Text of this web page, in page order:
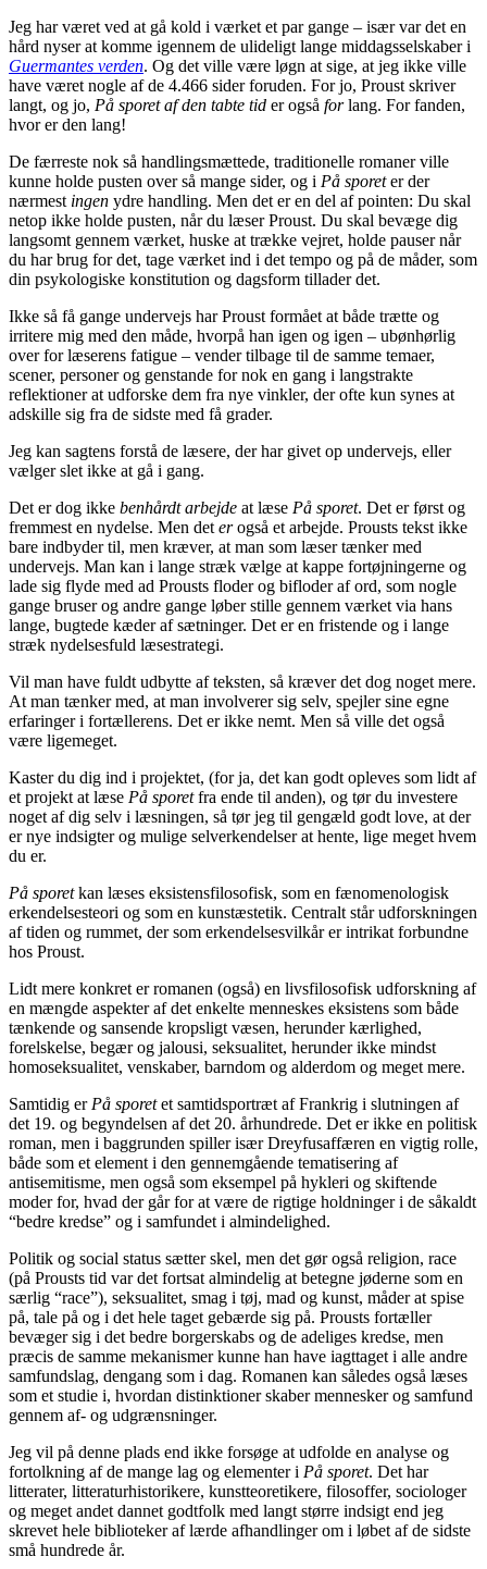
Jeg har været ved at gå kold i værket et par gange – især var det en
hård nyser at komme igennem de ulideligt lange middagsselskaber i
Guermantes verden. Og det ville være løgn at sige, at jeg ikke ville
have været nogle af de 4.466 sider foruden. For jo, Proust skriver
langt, og jo, På sporet af den tabte tid er også forlang. For fanden,
hvor er den lang!
De færreste nok så handlingsmættede, traditionelle romaner ville
kunne holde pusten over så mange sider, og i På sporeter der
nærmest ingen ydre handling. Men det er en del af pointen: Du skal
netop ikke holde pusten, når du læser Proust. Du skal bevæge dig
langsomt gennem værket, huske at trække vejret, holde pauser når
du har brug for det, tage værket ind i det tempo og på de måder, som
din psykologiske konstitution og dagsform tillader det.
Ikke så få gange undervejs har Proust formået at både trætte og
irritere mig med den måde, hvorpå han igen og igen – ubønhørlig
over for læserens fatigue – vender tilbage til de samme temaer,
scener, personer og genstande for nok en gang i langstrakte
reflektioner at udforske dem fra nye vinkler, der ofte kun synes at
adskille sig fra de sidste med få grader.
Jeg kan sagtens forstå de læsere, der har givet op undervejs, eller
vælger slet ikke at gå i gang.
Det er dog ikke benhårdt arbejde at læse På sporet. Det er først og
fremmest en nydelse. Men det erogså et arbejde. Prousts tekst ikke
bare indbyder til, men kræver, at man som læser tænker med
undervejs. Man kan i lange stræk vælge at kappe fortøjningerne og
lade sig flyde med ad Prousts floder og bifloder af ord, som nogle
gange bruser og andre gange løber stille gennem værket via hans
lange, bugtede kæder af sætninger. Det er en fristende og i lange
stræk nydelsesfuld læsestrategi.
Vil man have fuldt udbytte af teksten, så kræver det dog noget mere.
At man tænker med, at man involverer sig selv, spejler sine egne
erfaringer i fortællerens. Det er ikke nemt. Men så ville det også
være ligemeget.
Kaster du dig ind i projektet, (for ja, det kan godt opleves som lidt af
et projekt at læse På sporetfra ende til anden), og tør du investere
noget af dig selv i læsningen, så tør jeg til gengæld godt love, at der
er nye indsigter og mulige selverkendelser at hente, lige meget hvem
du er.
På sporetkan læses eksistensfilosofisk, som en fænomenologisk
erkendelsesteori og som en kunstæstetik. Centralt står udforskningen
af tiden og rummet, der som erkendelsesvilkår er intrikat forbundne
hos Proust.
Lidt mere konkret er romanen (også) en livsfilosofisk udforskning af
en mængde aspekter af det enkelte menneskes eksistens som både
tænkende og sansende kropsligt væsen, herunder kærlighed,
forelskelse, begær og jalousi, seksualitet, herunder ikke mindst
homoseksualitet, venskaber, barndom og alderdom og meget mere.
Samtidig er På sporetet samtidsportræt af Frankrig i slutningen af
det 19. og begyndelsen af det 20. århundrede. Det er ikke en politisk
roman, men i baggrunden spiller især Dreyfusaffæren en vigtig rolle,
både som et element i den gennemgående tematisering af
antisemitisme, men også som eksempel på hykleri og skiftende
moder for, hvad der går for at være de rigtige holdninger i de såkaldt
“bedre kredse” og i samfundet i almindelighed.
Politik og social status sætter skel, men det gør også religion, race
(på Prousts tid var det fortsat almindelig at betegne jøderne som en
særlig “race”), seksualitet, smag i tøj, mad og kunst, måder at spise
på, tale på og i det hele taget gebærde sig på. Prousts fortæller
bevæger sig i det bedre borgerskabs og de adeliges kredse, men
præcis de samme mekanismer kunne han have iagttaget i alle andre
samfundslag, dengang som i dag. Romanen kan således også læses
som et studie i, hvordan distinktioner skaber mennesker og samfund
gennem af- og udgrænsninger.
Jeg vil på denne plads end ikke forsøge at udfolde en analyse og
fortolkning af de mange lag og elementer i På sporet. Det har
litterater, litteraturhistorikere, kunstteoretikere, filosoffer, sociologer
og meget andet dannet godtfolk med langt større indsigt end jeg
skrevet hele biblioteker af lærde afhandlinger om i løbet af de sidste
små hundrede år.